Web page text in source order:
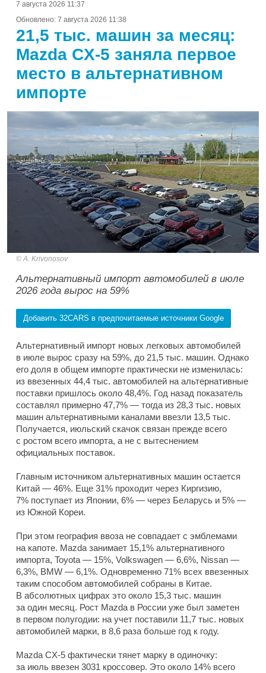
7 августа 2026 11:37
Обновлено: 7 августа 2026 11:38
21,5 тыс. машин за месяц:
Mazda CX-5 заняла первое
место в альтернативном
импорте
A. Krivonosov
Альтернативный импорт автомобилей в июле
2026 года вырос на 59%
Добавить 32CARS в предпочитаемые источники Google
Альтернативный импорт новых легковых автомобилей
в июле вырос сразу на 59%, до 21,5 тыс. машин. Однако
его доля в общем импорте практически не изменилась:
из ввезенных 44,4 тыс. автомобилей на альтернативные
поставки пришлось около 48,4%. Год назад показатель
составлял примерно 47,7% — тогда из 28,3 тыс. новых
машин альтернативными каналами ввезли 13,5 тыс.
Получается, июльский скачок связан прежде всего
с ростом всего импорта, а не с вытеснением
официальных поставок.
Главным источником альтернативных машин остается
Китай — 46%. Еще 31% проходит через Киргизию,
7% поступает из Японии, 6% — через Беларусь и 5% —
из Южной Кореи.
При этом география ввоза не совпадает с эмблемами
на капоте. Mazda занимает 15,1% альтернативного
импорта, Toyota — 15%, Volkswagen — 6,6%, Nissan —
6,3%, BMW — 6,1%. Одновременно 71% всех ввезенных
таким способом автомобилей собраны в Китае.
В абсолютных цифрах это около 15,3 тыс. машин
за один месяц. Рост Mazda в России уже был заметен
в первом полугодии: на учет поставили 11,7 тыс. новых
автомобилей марки, в 8,6 раза больше год к году.
Mazda CX-5 фактически тянет марку в одиночку:
за июль ввезен 3031 кроссовер. Это около 14% всего